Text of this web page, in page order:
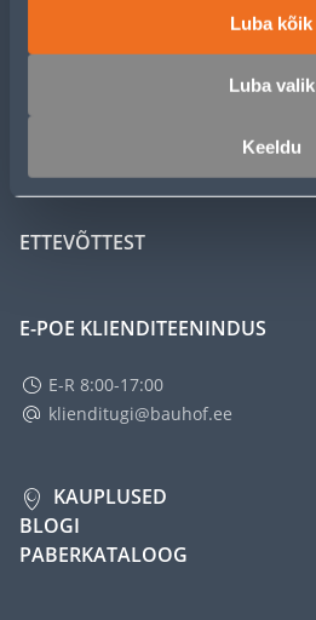
Luba kõik
Luba valik
Keeldu
MEISTRIKLUBI
ETTEVÕTTEST
E-POE KLIENDITEENINDUS
E-R 8:00-17:00
klienditugi@bauhof.ee
KAUPLUSED
BLOGI
PABERKATALOOG